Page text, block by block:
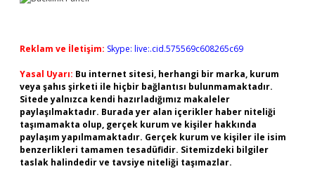
Reklam ve İletişim: Skype: live:.cid.575569c608265c69
Yasal Uyarı: Bu internet sitesi, herhangi bir marka, kurum
veya şahıs şirketi ile hiçbir bağlantısı bulunmamaktadır.
Sitede yalnızca kendi hazırladığımız makaleler
paylaşılmaktadır. Burada yer alan içerikler haber niteliği
taşımamakta olup, gerçek kurum ve kişiler hakkında
paylaşım yapılmamaktadır. Gerçek kurum ve kişiler ile isim
benzerlikleri tamamen tesadüfidir. Sitemizdeki bilgiler
taslak halindedir ve tavsiye niteliği taşımazlar.